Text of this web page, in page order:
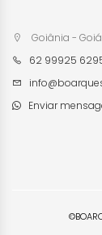
Goiânia -
62 99925
Enviar